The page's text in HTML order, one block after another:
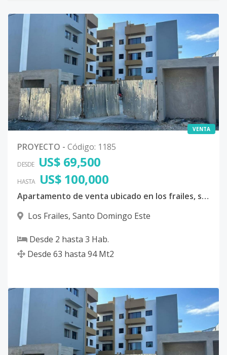
VENTA
PROYECTO - Código: 1185
DESDE US$ 69,500
HASTA US$ 100,000
Apartamento de venta ubicado en los frailes, santo domingo este
Los Frailes, Santo Domingo Este
Desde 2 hasta 3 Hab.
Desde 63 hasta 94 Mt2